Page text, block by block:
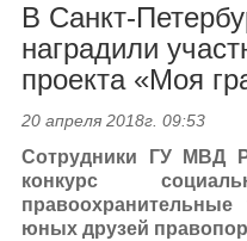
В Санкт-
наградили
проекта «Моя
20 апреля 2018г. 09:53
Сотрудники ГУ МВД
конкурс
юных друзей